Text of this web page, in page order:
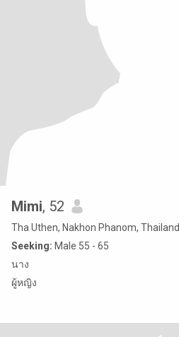
Mimi, 52
Tha Uthen, Nakhon Phanom, Thailand
Seeking: Male 55 - 65
นาง
ผู้หญิง